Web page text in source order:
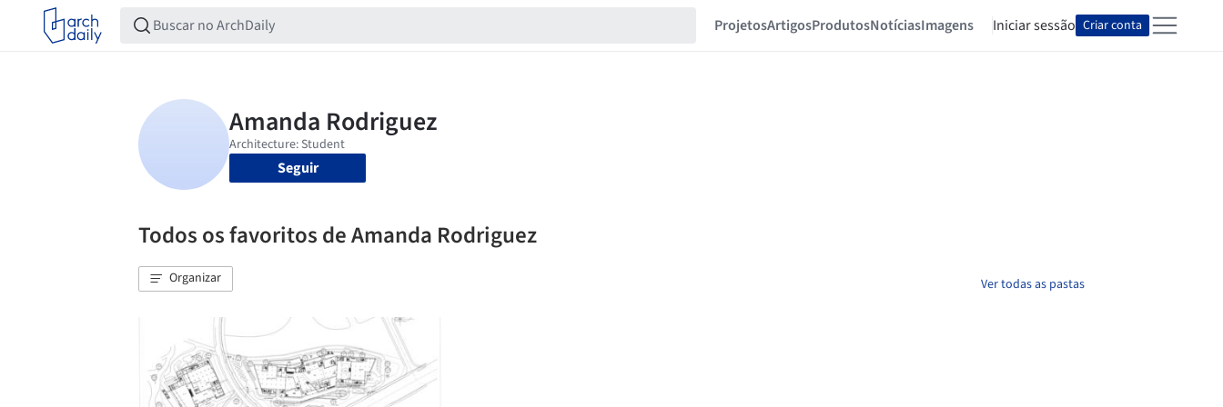
ProjetosArtigosProdutosNotíciasImagens Iniciar sessão Criar conta
Seguir
Todos os favoritos de Amanda Rodriguez
Organizar Ver todas as pastas